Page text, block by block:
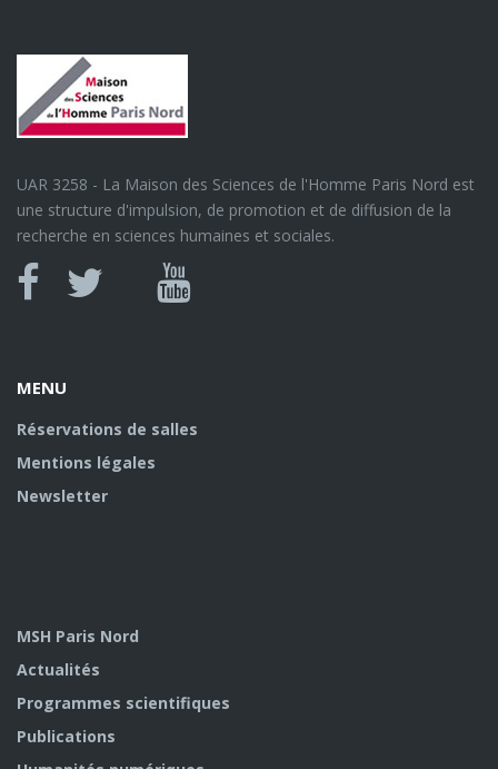
UAR 3258 - La Maison des Sciences de l'Homme Paris Nord est
une structure d'impulsion, de promotion et de diffusion de la
recherche en sciences humaines et sociales.
Canal
MENU
Réservations de salles
Mentions légales
Newsletter
MSH Paris Nord
Actualités
Programmes scientifiques
Publications